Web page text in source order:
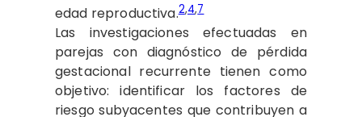
edad reproductiva.2,4,7
Las investigaciones efectuadas en
parejas con diagnóstico de pérdida
gestacional recurrente tienen como
objetivo: identificar los factores de
riesgo subyacentes que contribuyen a